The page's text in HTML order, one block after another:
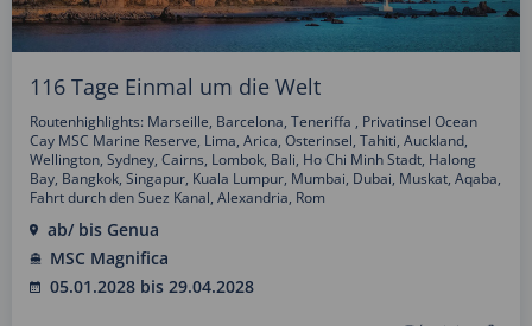
116 Tage Einmal um die Welt
Routenhighlights: Marseille, Barcelona, Teneriffa , Privatinsel Ocean
Cay MSC Marine Reserve, Lima, Arica, Osterinsel, Tahiti, Auckland,
Wellington, Sydney, Cairns, Lombok, Bali, Ho Chi Minh Stadt, Halong
Bay, Bangkok, Singapur, Kuala Lumpur, Mumbai, Dubai, Muskat, Aqaba,
Fahrt durch den Suez Kanal, Alexandria, Rom
ab/ bis Genua
MSC Magnifica
05.01.2028 bis 29.04.2028